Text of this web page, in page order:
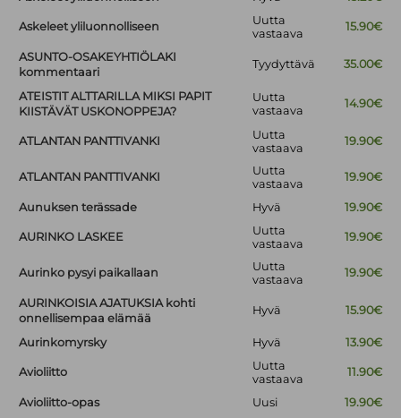
Askeleet yliluonnolliseen
Uutta
vastaava
15.90€
ASUNTO-OSAKEYHTIÖLAKI
kommentaari
Tyydyttävä 35.00€
ATEISTIT ALTTARILLA MIKSI PAPIT
KIISTÄVÄT USKONOPPEJA?
Uutta
vastaava
14.90€
ATLANTAN PANTTIVANKI
Uutta
vastaava
19.90€
ATLANTAN PANTTIVANKI
Uutta
vastaava
19.90€
Aunuksen terässade Hyvä 19.90€
AURINKO LASKEE
Uutta
vastaava
19.90€
Aurinko pysyi paikallaan
Uutta
vastaava
19.90€
AURINKOISIA AJATUKSIA kohti
onnellisempaa elämää
Hyvä 15.90€
Aurinkomyrsky Hyvä 13.90€
Avioliitto
Uutta
vastaava
11.90€
Avioliitto-opas Uusi 19.90€